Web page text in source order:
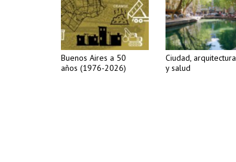
Buenos Aires a 50
años (1976-2026)
Ciudad, arquitectura
y salud